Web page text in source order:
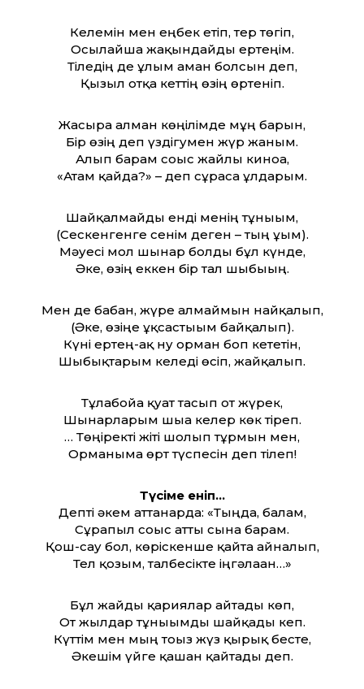
Келемін мен еңбек етіп, тер төгіп,
Осылайша жақындайды ертеңім.
Тіледің де ұлым аман болсын деп,
Қызыл отқа кет­тің өзің өртеніп.
Жасыра алман көңілімде мұң барын,
Бір өзің деп үздігумен жүр жаным.
Алып барам соғыс жайлы киноға,
«Атам қайда?» – деп сұраса ұлдарым.
Шайқалмайды енді менің тұнығым,
(Сескенгенге сенім деген – тың ұғым).
Мәуесі мол шынар болды бұл күнде,
Әке, өзің еккен бір тал шыбығың.
Мен де бағбан, жүре алмаймын найқалып,
(Әке, өзіңе ұқсастығым байқалып).
Күні ертең-ақ ну орман боп кететін,
Шыбықтарым келеді өсіп, жайқалып.
Тұлабойға қуат тасып от жүрек,
Шынарларым шыға келер көк тіреп.
… Төңіректі жіті шолып тұрмын мен,
Орманыма өрт түспесін деп тілеп!
Түсіме еніп…
Депті әкем ат­танарда: «Тыңда, балам,
Сұрапыл соғыс ат­ты сынға барам.
Қош-сау бол, көріскенше қайта айналып,
Тел қозым, талбесікте іңгәлаған…»
Бұл жайды қариялар айтады көп,
От жылдар тұнығымды шайқады кеп.
Күт­тім мен мың тоғыз жүз қырық бесте,
Әкешім үйге қашан қайтады деп.